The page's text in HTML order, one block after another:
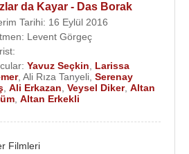
Akmanyarıştı.
'nin birinci olduğu yarışmada,
Gacemerile birlikte “Calista
reklam filminde oynamıştır.
itibaren eşi
da Kayar - Das Borak
Tarihi: 16 Eylül 2016
Levent Görgeç
Yavuz Seçkin
Larissa
, Ali Rıza Tanyeli Serenay
Ali Erkazan Veysel Diker, Altan
Altan Erkekli
Filmleri